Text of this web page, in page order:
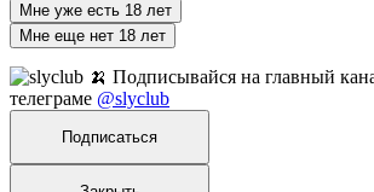
Мне уже есть 18 лет
Мне еще нет 18 лет
🍌 Подписывайся на главный
телеграме @slyclub
Подписаться